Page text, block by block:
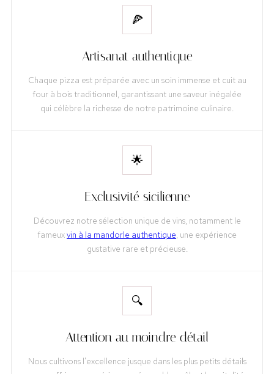
🍕
Artisanat authentique
Chaque pizza est préparée avec un soin immense et cuit au
four à bois traditionnel, garantissant une saveur inégalée
qui célèbre la richesse de notre patrimoine culinaire.
🌟
Exclusivité sicilienne
Découvrez notre sélection unique de vins, notamment le
fameuxvin à la mandorle authentique, une expérience
gustative rare et précieuse.
🔍
Attention au moindre détail
Nous cultivons l'excellence jusque dans les plus petits détails